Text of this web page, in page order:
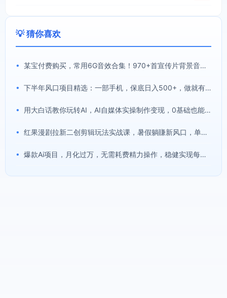
💡 猜你喜欢
• 某宝付费购买，常用6G音效合集！970+首宣传片背景音乐，无版权可商用大气素材，分类清晰，高质量内容
• 下半年风口项目精选：一部手机，保底日入500+，做就有收益，长期稳定！【揭秘】
• 用大白话教你玩转AI，AI自媒体实操制作变现，0基础也能上手，从内容到变现
• 红果漫剧拉新二创剪辑玩法实战课，暑假躺賺新风口，单个新用户佣金7米，日入4位数(更新0808)
• 爆款Ai项目，月化过万，无需耗费精力操作，稳健实现每月增收